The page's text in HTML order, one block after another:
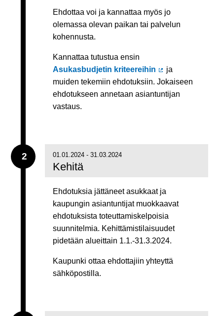
Ehdottaa voi ja kannattaa myös jo
olemassa olevan paikan tai palvelun
kohennusta.
Kannattaa tutustua ensin
Asukasbudjetin kriteereihin
(Ulkoinen linkki)
ja
muiden tekemiin ehdotuksiin. Jokaiseen
ehdotukseen annetaan asiantuntijan
vastaus.
2 01.01.2024 - 31.03.2024
Kehitä
Ehdotuksia jättäneet asukkaat ja
kaupungin asiantuntijat muokkaavat
ehdotuksista toteuttamiskelpoisia
suunnitelmia. Kehittämistilaisuudet
pidetään alueittain 1.1.-31.3.2024.
Kaupunki ottaa ehdottajiin yhteyttä
sähköpostilla.